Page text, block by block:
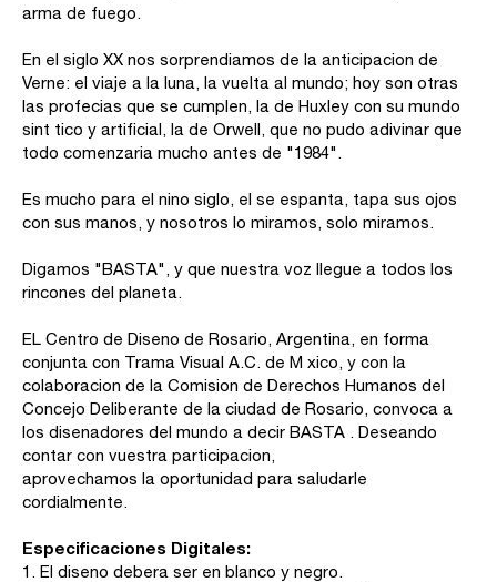
arma de fuego.
En el siglo XX nos sorprendiamos de la anticipacion de
Verne: el viaje a la luna, la vuelta al mundo; hoy son otras
las profecias que se cumplen, la de Huxley con su mundo
sint tico y artificial, la de Orwell, que no pudo adivinar que
todo comenzaria mucho antes de "1984".
Es mucho para el nino siglo, el se espanta, tapa sus ojos
con sus manos, y nosotros lo miramos, solo miramos.
Digamos "BASTA", y que nuestra voz llegue a todos los
rincones del planeta.
EL Centro de Diseno de Rosario, Argentina, en forma
conjunta con Trama Visual A.C. de M xico, y con la
colaboracion de la Comision de Derechos Humanos del
Concejo Deliberante de la ciudad de Rosario, convoca a
los disenadores del mundo a decir BASTA . Deseando
contar con vuestra participacion,
aprovechamos la oportunidad para saludarle
cordialmente.
Especificaciones Digitales:
1. El diseno debera ser en blanco y negro.